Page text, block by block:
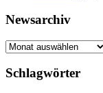
Newsarchiv
Newsarchiv
Schlagwörter